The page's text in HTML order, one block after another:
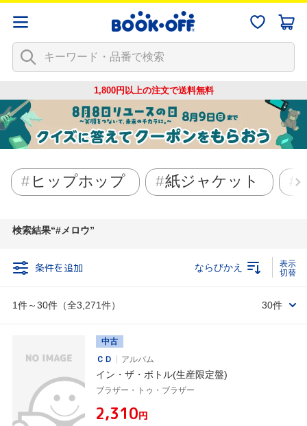
1,800円以上の注文で送料無料
ヒップホップ 紙ジャケット
検索結果 #メロウ
条件を追加
1件～30件（全3,271件）
ならびかえ
30件
中古
ＣＤ
アルバム
イン・ザ・ボトル(生産限定盤)
ブラザー・トゥ・ブラザー
¥2,310円